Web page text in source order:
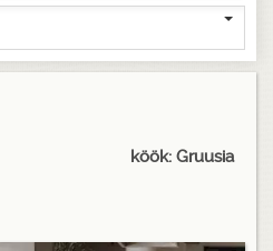
köök: Gruusia